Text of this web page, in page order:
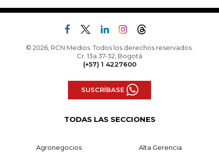
© 2026, RCN Medios. Todos los derechos reservados.
Cr. 13a 37-32, Bogotá
(+57) 1 4227600
SUSCRÍBASE
TODAS LAS SECCIONES
Agronegocios Alta Gerencia